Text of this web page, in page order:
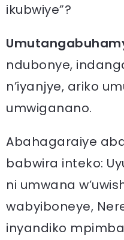
ikubwiye”?
ndubonye,
n’iyanjye, ariko
umwiganano.
Abahagaraiye
babwira inteko:
ni umwana
wabyiboneye,
inyandiko